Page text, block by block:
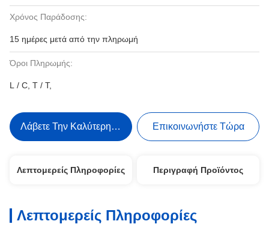
Χρόνος Παράδοσης:
15 ημέρες μετά από την πληρωμή
Όροι Πληρωμής:
L / C, T / T,
Λάβετε Την Καλύτερη Τιμή Επικοινωνήστε Τώρα
Λεπτομερείς Πληροφορίες Περιγραφή Προϊόντος
Λεπτομερείς Πληροφορίες